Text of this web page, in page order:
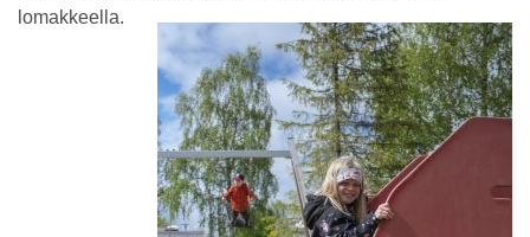
lomakkeella.